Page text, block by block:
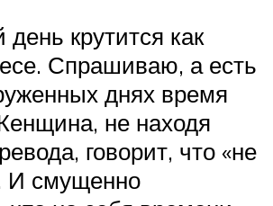
крутится как
Спрашиваю, а есть
днях время
не находя
говорит, что «не
И смущенно